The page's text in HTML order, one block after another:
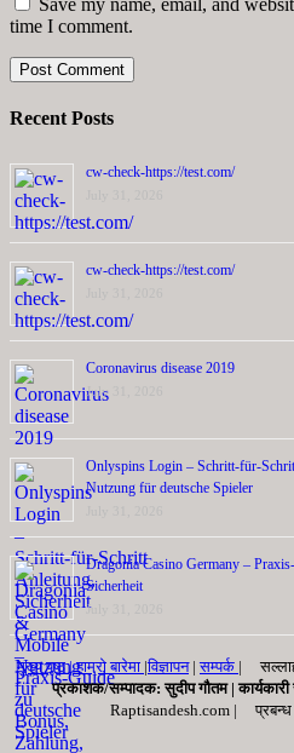
time I comment.
Recent Posts
cw-check-https://test.com/
cw-check-https://test.com/
Coronavirus disease 2019
July 31, 2026
Onlyspins Login –
Nutzung für deutsche Spieler
Dragonia Casino Germany –
Sicherheit
July 31, 2026
मुख्य पृष्ठ |हाम्रो बारेमा |विज्ञापन|सम्पर्क |
प्रकाशक/सम्पादक: सुदीप गौतम |
Raptisandesh.com | प्रबन्ध